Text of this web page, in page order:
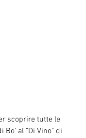
scoprire tutte le
Bo' al "Di Vino" di